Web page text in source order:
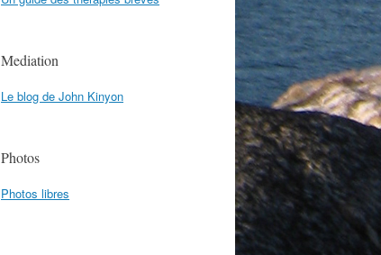
Mediation
Le blog de John Kinyon
Photos
Photos libres